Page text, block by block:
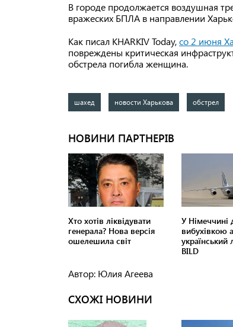
В городе продолжается воздушная
вражеских БПЛА в направлении
Как писал KHARKIV Today,со 2 июня
повреждены критическая
обстрела погибла женщина.
шахед новости Харькова обстрел
Автор: Юлия Агеева
СХОЖІ НОВИНИ